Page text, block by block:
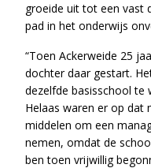
groeide uit tot een vast
pad in het onderwijs
“Toen Ackerweide 25
dochter daar gestart.
dezelfde basisschool te
Helaas waren er op dat
middelen om een
nemen, omdat de
ben toen vrijwillig